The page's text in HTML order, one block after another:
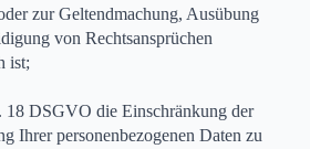
zur Geltendmachung, Ausübung
von Rechtsansprüchen
ist;
18 DSGVO die Einschränkung der
Ihrer personenbezogenen Daten zu